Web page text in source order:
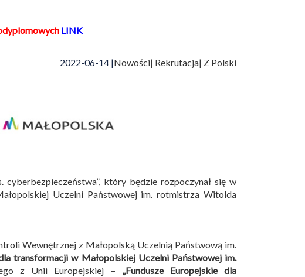
LINK
2022-06-14 |Nowości| Rekrutacja| Z Polski
cyberbezpieczeństwa”, który będzie rozpoczynał się w
Uczelni Państwowej im. rotmistrza Witolda
Wewnętrznej z Małopolską Uczelnią Państwową im.
transformacji w Małopolskiej Uczelni Państwowej im.
z Unii Europejskiej – „Fundusze Europejskie dla